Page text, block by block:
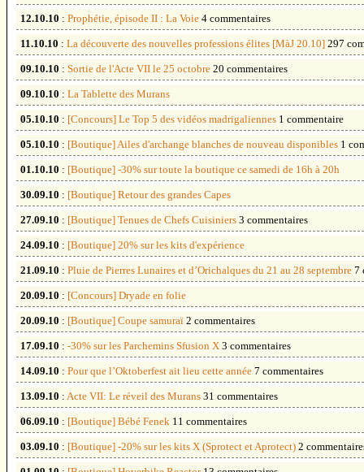
12.10.10 : Prophétie, épisode II : La Voie 4 commentaires
11.10.10 : La découverte des nouvelles professions élites [MàJ 20.10] 297
09.10.10 : Sortie de l'Acte VII le 25 octobre 20 commentaires
09.10.10 : La Tablette des Murans
05.10.10 : [Concours] Le Top 5 des vidéos madrigaliennes 1 commentaire
05.10.10 : [Boutique] Ailes d'archange blanches de nouveau disponibles 1
01.10.10 : [Boutique] -30% sur toute la boutique ce samedi de 16h à 20h
30.09.10 : [Boutique] Retour des grandes Capes
27.09.10 : [Boutique] Tenues de Chefs Cuisiniers 3 commentaires
24.09.10 : [Boutique] 20% sur les kits d'expérience
21.09.10 : Pluie de Pierres Lunaires et d’Orichalques du 21 au 28 septembre 7
20.09.10 : [Concours] Dryade en folie
20.09.10 : [Boutique] Coupe samuraï 2 commentaires
17.09.10 : -30% sur les Parchemins Sfusion X 3 commentaires
14.09.10 : Pour que l’Oktoberfest ait lieu cette année 7 commentaires
13.09.10 : Acte VII: Le réveil des Murans 31 commentaires
06.09.10 : [Boutique] Bébé Fenek 11 commentaires
03.09.10 : [Boutique] -20% sur les kits X (Sprotect et Aprotect) 2